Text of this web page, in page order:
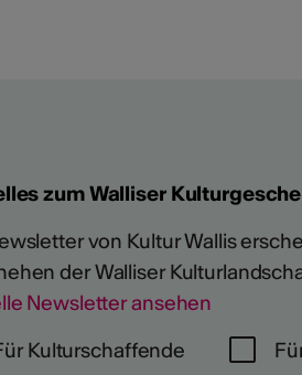
zum Walliser
von Kultur Wallis
der Walliser
Newsletter ansehen
Kulturschaffende